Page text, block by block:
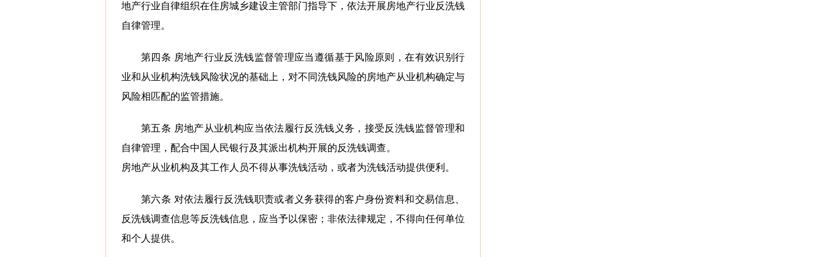
地产行业自律组织在住房城乡建设主管部门指导下，依法开展房地产行业反洗钱
自律管理。
第四条 房地产行业反洗钱监督管理应当遵循基于风险原则，在有效识别行
业和从业机构洗钱风险状况的基础上，对不同洗钱风险的房地产从业机构确定与
风险相匹配的监管措施。
第五条 房地产从业机构应当依法履行反洗钱义务，接受反洗钱监督管理和
自律管理，配合中国人民银行及其派出机构开展的反洗钱调查。
房地产从业机构及其工作人员不得从事洗钱活动，或者为洗钱活动提供便利。
第六条 对依法履行反洗钱职责或者义务获得的客户身份资料和交易信息、
反洗钱调查信息等反洗钱信息，应当予以保密；非依法律规定，不得向任何单位
和个人提供。